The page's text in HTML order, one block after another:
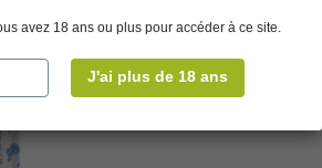
avez 18 ans ou plus pour accéder à ce site.
J'ai plus de 18 ans